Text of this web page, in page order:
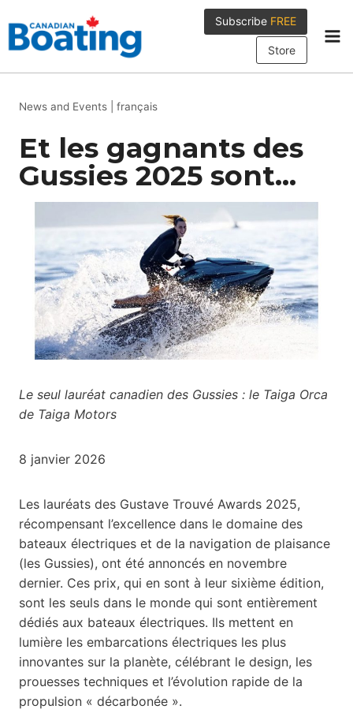
to
content
Subscribe FREE
Store
News and Events français
Et les gagnants des
Gussies 2025 sont…
Le seul lauréat canadien des Gussies : le Taiga Orca
de Taiga Motors
8 janvier 2026
Les lauréats des Gustave Trouvé Awards 2025,
récompensant l’excellence dans le domaine des
bateaux électriques et de la navigation de plaisance
(les Gussies), ont été annoncés en novembre
dernier. Ces prix, qui en sont à leur sixième édition,
sont les seuls dans le monde qui sont entièrement
dédiés aux bateaux électriques. Ils mettent en
lumière les embarcations électriques les plus
innovantes sur la planète, célébrant le design, les
prouesses techniques et l’évolution rapide de la
propulsion « décarbonée ».